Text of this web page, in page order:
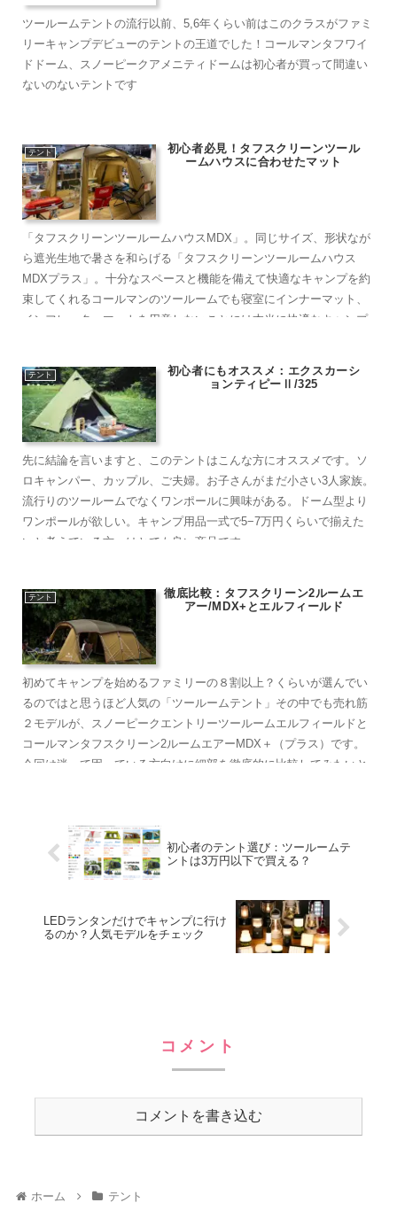
ツールームテントの流行以前、5,6年くらい前はこのクラスがファミ
リーキャンプデビューのテントの王道でした！コールマンタフワイ
ドドーム、スノーピークアメニティドームは初心者が買って間違い
ないのないテントです
テント
初心者必見！タフスクリーンツール
ームハウスに合わせたマット
「タフスクリーンツールームハウスMDX」。同じサイズ、形状なが
ら遮光生地で暑さを和らげる「タフスクリーンツールームハウス
MDXプラス」。十分なスペースと機能を備えて快適なキャンプを約
束してくれるコールマンのツールームでも寝室にインナーマット、
インフレーターマットを用意しないことには本当に快適なキャンプ
テント
初心者にもオススメ：エクスカーシ
ョンティピーⅡ/325
先に結論を言いますと、このテントはこんな方にオススメです。ソ
ロキャンパー、カップル、ご夫婦。お子さんがまだ小さい3人家族。
流行りのツールームでなくワンポールに興味がある。ドーム型より
ワンポールが欲しい。キャンプ用品一式で5−7万円くらいで揃えた
いと考えている方へはとても良い商品です
テント
徹底比較：タフスクリーン2ルームエ
アー/MDX+とエルフィールド
初めてキャンプを始めるファミリーの８割以上？くらいが選んでい
るのではと思うほど人気の「ツールームテント」その中でも売れ筋
２モデルが、スノーピークエントリーツールームエルフィールドと
コールマンタフスクリーン2ルームエアーMDX＋（プラス）です。
今回は迷って困っている方向けに細部を徹底的に比較してみたいと
初心者のテント選び：ツールームテ
ントは3万円以下で買える？
LEDランタンだけでキャンプに行け
るのか？人気モデルをチェック
コメント
コメントを書き込む
ホーム テント